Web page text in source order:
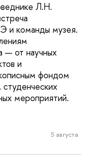
Л.Н.
и команды музея.
— от научных
и
фондом
мероприятий.
5 августа